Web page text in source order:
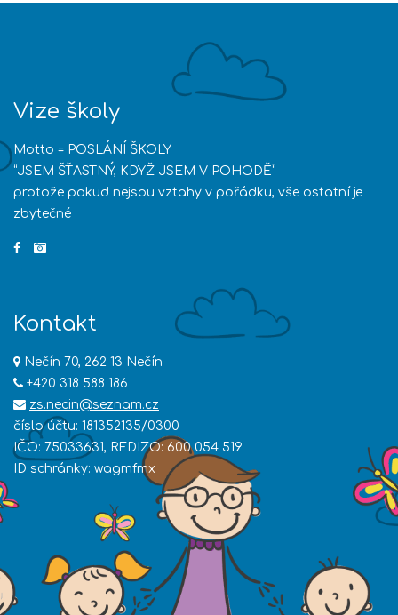
Vize školy
Motto = POSLÁNÍ ŠKOLY
“JSEM ŠŤASTNÝ, KDYŽ JSEM V POHODĚ”
protože pokud nejsou vztahy v pořádku, vše ostatní je
zbytečné
Kontakt
Nečín 70, 262 13 Nečín
+420 318 588 186
zs.necin@seznam.cz
číslo účtu: 181352135/0300
IČO: 75033631, REDIZO: 600 054 519
ID schránky: wagmfmx